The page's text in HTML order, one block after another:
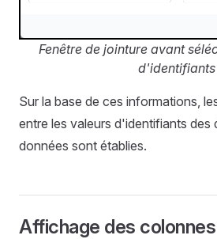
Fenêtre de jointure avant
d'identifiants
Sur la base de ces informations,
entre les valeurs d'identifiants des
données sont établies.
Affichage des